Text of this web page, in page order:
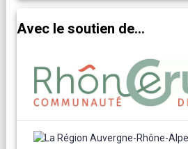
Avec le soutien de...